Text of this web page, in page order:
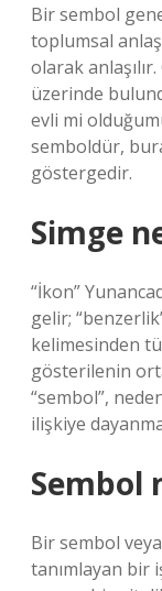
Bir sembol
toplumsal
olarak
üzerinde
evli mi
semboldür,
göstergedir.
Simge
“İkon”
gelir;
kelimesinden
gösterilenin
“sembol”,
ilişkiye
Sembol
Bir sembol
tanımlayan bir